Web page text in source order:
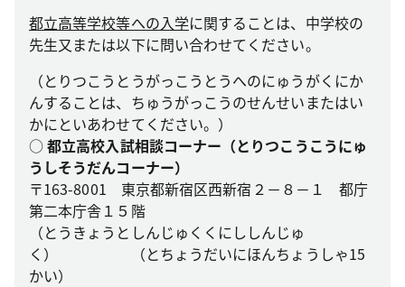
都立高等学校等への入学に関することは、中学校の
先生又または以下に問い合わせてください。
（とりつこうとうがっこうとうへのにゅうがくにか
んすることは、ちゅうがっこうのせんせいまたはい
かにといあわせてください。）
○都立高校入試相談コーナー（とりつこうこうにゅ
うしそうだんコーナー）
〒163-8001 東京都新宿区西新宿２－８－１ 都庁
第二本庁舎１５階
（とうきょうとしんじゅくくにししんじゅ
く） （とちょうだいにほんちょうしゃ15
かい）